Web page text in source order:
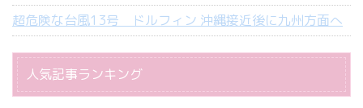
超危険な台風13号 ドルフィン 沖縄接近後に九州方面へ
人気記事ランキング